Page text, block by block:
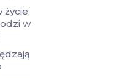
życie:
w